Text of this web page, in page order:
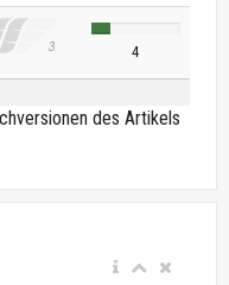
4
des Artikels